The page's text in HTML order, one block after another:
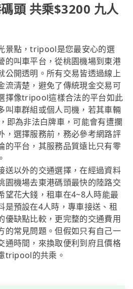
頭 共乘$3200 九人
景點，tripool是您最安心的選
的叫車平台，從桃園機場到東港
公開透明。所有交易皆透過線上
流清楚，避免了傳統現金交易可
擇像tripool這樣合法的平台如此
叫車群組或個人司機，若其車輛
即為非法白牌車，可能會有遭攔
，選擇服務前，務必參考網路評
的平台，其服務品質遠比只有零
送以外的交通選擇，在經過資料
園機場去東港碼頭最快的陸路交
望花大錢，租車在4~8人時能最
是預設在4人時，專車接送、租
優缺點比較，更完整的交通費用
的常見問題。但假如只有自己一
通時間，來換取便利到府且價格
tripool的共乘。